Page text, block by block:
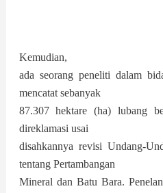
Kemudian,
ada seorang peneliti dalam
mencatat sebanyak
87.307 hektare (ha) lubang
direklamasi usai
disahkannya revisi Undang-
tentang Pertambangan
Mineral dan Batu Bara.